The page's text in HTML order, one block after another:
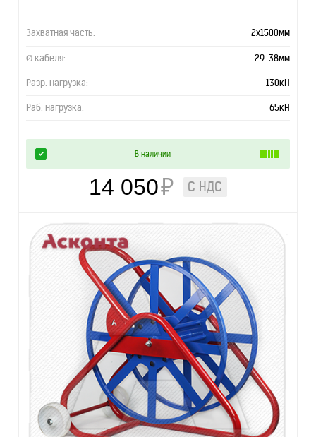
Захватная часть: 2х1500мм
Ø кабеля: 29-38мм
Разр. нагрузка: 130кН
Раб. нагрузка: 65кН
В наличии
14 050₽ С НДС